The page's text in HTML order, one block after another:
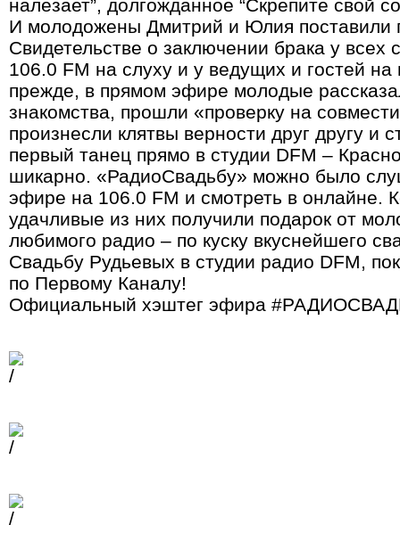
налезает”, долгожданное “Скрепите свой
И молодожены Дмитрий и Юлия поставили
Свидетельстве о заключении брака у всех
106.0 FM на слуху и у ведущих и гостей на
прежде, в прямом эфире молодые
знакомства, прошли «проверку на
произнесли клятвы верности друг другу и
первый танец прямо в студии DFM –
шикарно. «РадиоСвадьбу» можно было
эфире на 106.0 FM и смотреть в онлайне.
удачливые из них получили подарок от
любимого радио – по куску вкуснейшего
Свадьбу Рудьевых в студии радио DFM,
по Первому Каналу!
Официальный хэштег эфира